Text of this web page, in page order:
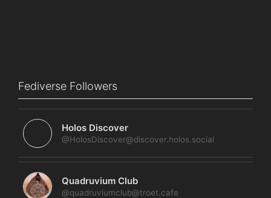
Fediverse Followers
Holos Discover
@HolosDiscover@discover.holos.social
Quadruvium Club
@quadruviumclub@troet.cafe